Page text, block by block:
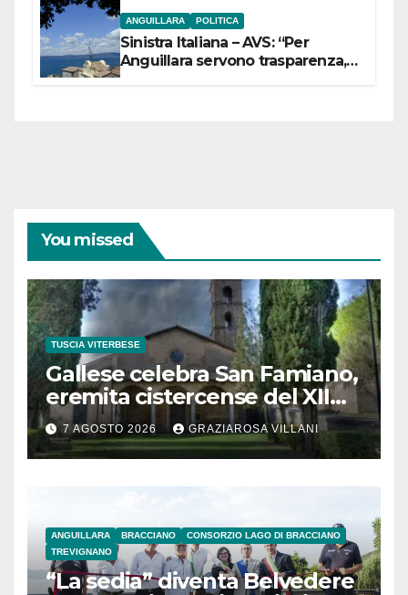
ANGUILLARA POLITICA
Sinistra Italiana – AVS: “Per
Anguillara servono trasparenza,
You missed
TUSCIA VITERBESE
Gallese celebra San Famiano,
eremita cistercense del XII
secolo
7 AGOSTO 2026 GRAZIAROSA VILLANI
ANGUILLARA BRACCIANO
CONSORZIO LAGO DI BRACCIANO
TREVIGNANO
“La sedia” diventa Belvedere